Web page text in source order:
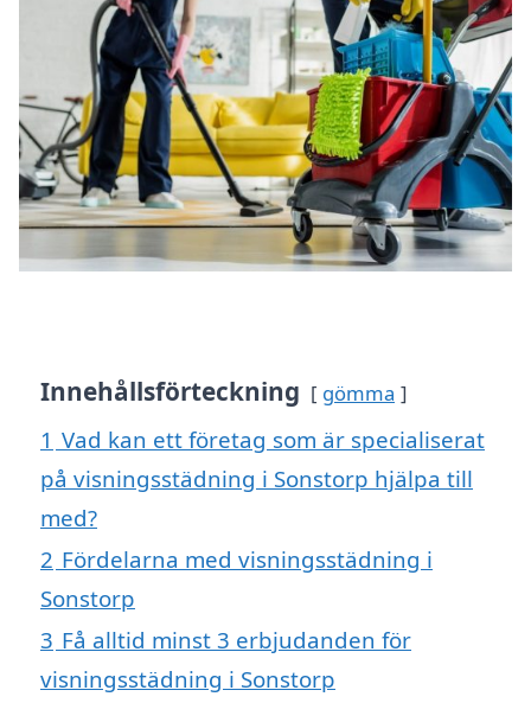
Innehållsförteckning gömma
1 Vad kan ett företag som är specialiserat
på visningsstädning i Sonstorp hjälpa till
med?
2 Fördelarna med visningsstädning i
Sonstorp
3 Få alltid minst 3 erbjudanden för
visningsstädning i Sonstorp